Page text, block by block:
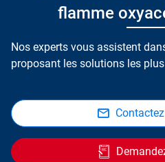
flamme
Nos experts vous assistent
proposant les solutions les